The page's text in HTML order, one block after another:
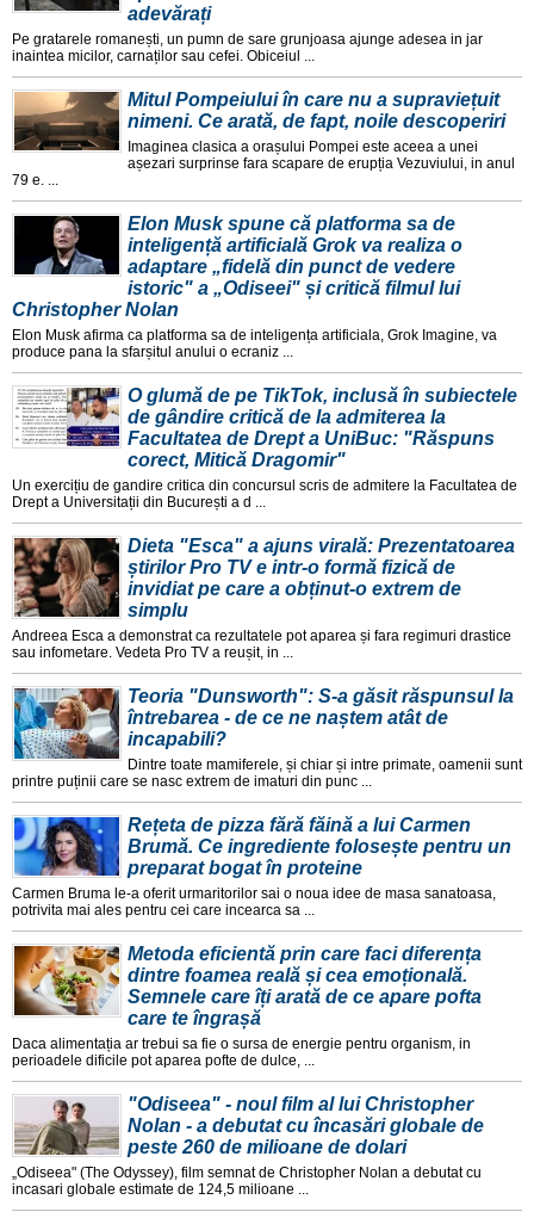
adevărați
Pe gratarele romanești, un pumn de sare grunjoasa ajunge adesea in jar
inaintea micilor, carnaților sau cefei. Obiceiul ...
Mitul Pompeiului în care nu a supraviețuit
nimeni. Ce arată, de fapt, noile descoperiri
Imaginea clasica a orașului Pompei este aceea a unei
așezari surprinse fara scapare de erupția Vezuviului, in anul
79 e. ...
Elon Musk spune că platforma sa de
inteligență artificială Grok va realiza o
adaptare „fidelă din punct de vedere
istoric" a „Odiseei" și critică filmul lui
Christopher Nolan
Elon Musk afirma ca platforma sa de inteligența artificiala, Grok Imagine, va
produce pana la sfarșitul anului o ecraniz ...
O glumă de pe TikTok, inclusă în subiectele
de gândire critică de la admiterea la
Facultatea de Drept a UniBuc: "Răspuns
corect, Mitică Dragomir"
Un exercițiu de gandire critica din concursul scris de admitere la Facultatea de
Drept a Universitații din București a d ...
Dieta "Esca" a ajuns virală: Prezentatoarea
știrilor Pro TV e intr-o formă fizică de
invidiat pe care a obținut-o extrem de
simplu
Andreea Esca a demonstrat ca rezultatele pot aparea și fara regimuri drastice
sau infometare. Vedeta Pro TV a reușit, in ...
Teoria "Dunsworth": S-a găsit răspunsul la
întrebarea - de ce ne naștem atât de
incapabili?
Dintre toate mamiferele, și chiar și intre primate, oamenii sunt
printre puținii care se nasc extrem de imaturi din punc ...
Rețeta de pizza fără făină a lui Carmen
Brumă. Ce ingrediente folosește pentru un
preparat bogat în proteine
Carmen Bruma le-a oferit urmaritorilor sai o noua idee de masa sanatoasa,
potrivita mai ales pentru cei care incearca sa ...
Metoda eficientă prin care faci diferența
dintre foamea reală și cea emoțională.
Semnele care îți arată de ce apare pofta
care te îngrașă
Daca alimentația ar trebui sa fie o sursa de energie pentru organism, in
perioadele dificile pot aparea pofte de dulce, ...
"Odiseea" - noul film al lui Christopher
Nolan - a debutat cu încasări globale de
peste 260 de milioane de dolari
„Odiseea" (The Odyssey), film semnat de Christopher Nolan a debutat cu
incasari globale estimate de 124,5 milioane ...